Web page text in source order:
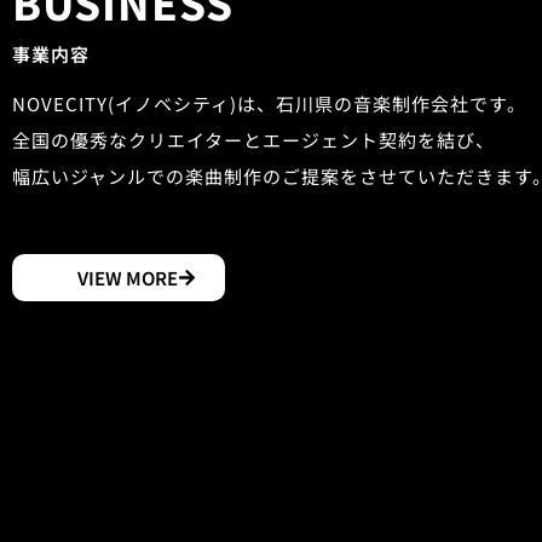
事業内容
NOVECITY(イノベシティ)は、石川県の音楽制作会社です。
全国の優秀なクリエイターとエージェント契約を結び、
幅広いジャンルでの楽曲制作のご提案をさせていただきます
VIEW MORE